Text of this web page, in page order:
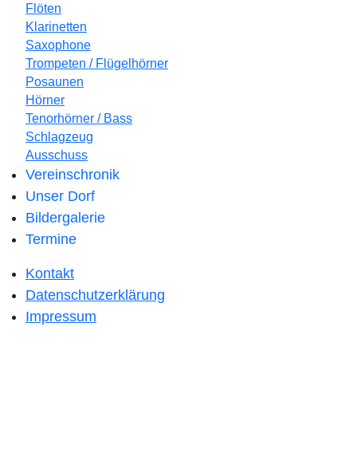
Flöten
Klarinetten
Saxophone
Trompeten / Flügelhörner
Posaunen
Hörner
Tenorhörner / Bass
Schlagzeug
Ausschuss
Vereinschronik
Unser Dorf
Bildergalerie
Termine
Kontakt
Datenschutzerklärung
Impressum